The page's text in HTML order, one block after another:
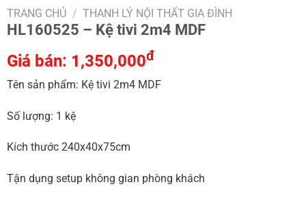
TRANG CHỦ / THANH LÝ NỘI THẤT GIA ĐÌNH
HL160525 – Kệ tivi 2m4 MDF
Giá bán: 1,350,000đ
Tên sản phẩm: Kệ tivi 2m4 MDF
Số lượng: 1 kệ
Kích thước 240x40x75cm
Tận dụng setup không gian phòng khách